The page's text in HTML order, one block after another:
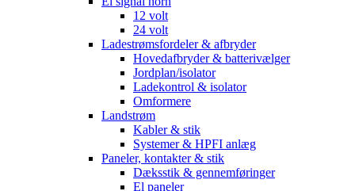
12 volt
24 volt
Ladestrømsfordeler & afbryder
Hovedafbryder & batterivælger
Jordplan/isolator
Ladekontrol & isolator
Omformere
Landstrøm
Kabler & stik
Systemer & HPFI anlæg
Paneler, kontakter & stik
Dæksstik & gennemføringer
El paneler